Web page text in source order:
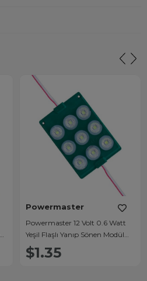
Powermaster
Powermaster 12 Volt 0.6 Watt
Yeşil Flaşlı Yanıp Sönen Modül
Led
$1.35